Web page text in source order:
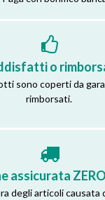
o
sono coperti da
rimborsati.
assicurata
degli articoli causata